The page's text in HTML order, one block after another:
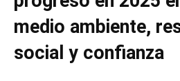
medio ambiente,
social y confianza